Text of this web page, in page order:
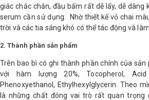
giác chắc chắn, đầu bấm rất dễ lấy, dễ dàng
serum cần sử dụng. Nhờ thiết kế vỏ chai
trời và các tia sáng khó có thể tác động và
2. Thành phần sản phẩm
Trên bao bì có ghi thành phần chính của sản
với hàm lượng 20%, Tocopherol,
Phenoxyethanol, Ethylhexylglycerin. Theo
là những chất đóng vai trò rất quan trọng